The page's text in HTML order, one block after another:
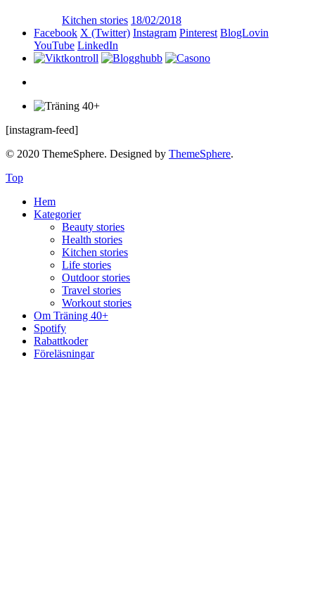
Kitchen stories 18/02/2018
Facebook X (Twitter) Instagram Pinterest BlogLovin
YouTube LinkedIn
[instagram-feed]
© 2020 ThemeSphere. Designed by ThemeSphere.
Top
Hem
Kategorier
Beauty stories
Health stories
Kitchen stories
Life stories
Outdoor stories
Travel stories
Workout stories
Om Träning 40+
Spotify
Rabattkoder
Föreläsningar